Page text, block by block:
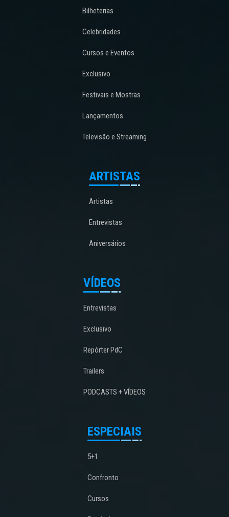
Bilheterias
Celebridades
Cursos e Eventos
Exclusivo
Festivais e Mostras
Lançamentos
Televisão e Streaming
ARTISTAS
Artistas
Entrevistas
Aniversários
VÍDEOS
Entrevistas
Exclusivo
Repórter PdC
Trailers
PODCASTS + VÍDEOS
ESPECIAIS
5+1
Confronto
Cursos